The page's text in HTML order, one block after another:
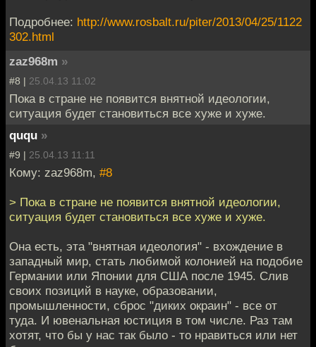
Подробнее: http://www.rosbalt.ru/piter/2013/04/25/1122
302.html
zaz968m »
#8 | 25.04.13 11:02
Пока в стране не появится внятной идеологии,
ситуация будет становиться все хуже и хуже.
ququ »
#9 | 25.04.13 11:11
Кому: zaz968m, #8
> Пока в стране не появится внятной идеологии,
ситуация будет становиться все хуже и хуже.
Она есть, эта "внятная идеология" - вхождение в
западный мир, стать любимой колонией на подобие
Германии или Японии для США после 1945. Слив
своих позиций в науке, образовании,
промышленности, сброс "диких окраин" - все от
туда. И ювенальная юстиция в том числе. Раз там
хотят, что бы у нас так было - то нравиться или нет